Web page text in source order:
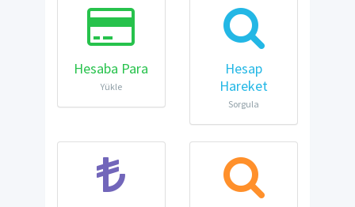
Hesaba Para
Yükle
Hesap
Hareket
Sorgula